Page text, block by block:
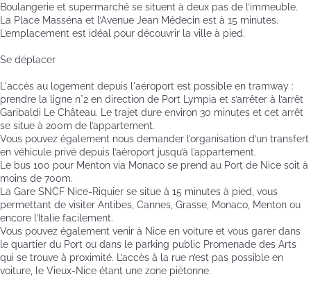
Boulangerie et supermarché se situent à deux pas de l’immeuble.
La Place Masséna et l’Avenue Jean Médecin est à 15 minutes.
L’emplacement est idéal pour découvrir la ville à pied.
Se déplacer
L'accès au logement depuis l'aéroport est possible en tramway :
prendre la ligne n°2 en direction de Port Lympia et s’arrêter à l’arrêt
Garibaldi Le Château. Le trajet dure environ 30 minutes et cet arrêt
se situe à 200m de l’appartement.
Vous pouvez également nous demander l’organisation d’un transfert
en véhicule privé depuis l’aéroport jusqu’à l’appartement.
Le bus 100 pour Menton via Monaco se prend au Port de Nice soit à
moins de 700m.
La Gare SNCF Nice-Riquier se situe à 15 minutes à pied, vous
permettant de visiter Antibes, Cannes, Grasse, Monaco, Menton ou
encore l’Italie facilement.
Vous pouvez également venir à Nice en voiture et vous garer dans
le quartier du Port ou dans le parking public Promenade des Arts
qui se trouve à proximité. L’accès à la rue n’est pas possible en
voiture, le Vieux-Nice étant une zone piétonne.